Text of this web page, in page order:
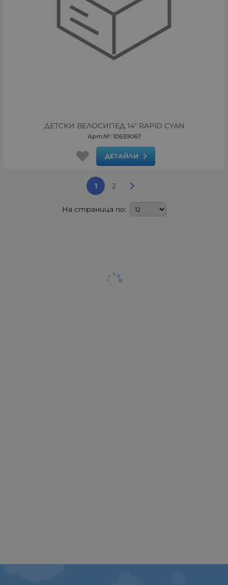
ДЕТСКИ ВЕЛОСИПЕД 14" RAPID CYAN
Арт.№: 10639067
ДЕТАЙЛИ
1 2
На страница по: